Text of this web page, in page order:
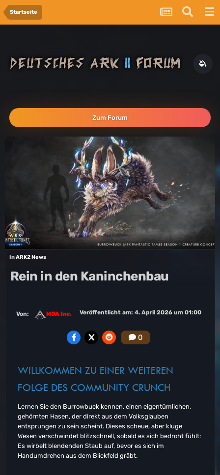
Startseite
Zum Forum
InARK2 News
Rein in den Kaninchenbau
Von: MJA Inc. Veröffentlicht am: 4. April 2026 um 01:00
0
WILLKOMMEN ZU EINER WEITEREN
FOLGE DES COMMUNITY CRUNCH
Lernen Sie den Burrowbuck kennen, einen eigentümlichen,
gehörnten Hasen, der direkt aus dem Volksglauben
entsprungen zu sein scheint. Dieses scheue, aber kluge
Wesen verschwindet blitzschnell, sobald es sich bedroht fühlt:
Es wirbelt blendenden Staub auf, bevor es sich im
Handumdrehen aus dem Blickfeld gräbt.